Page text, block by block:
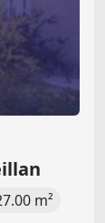
m²